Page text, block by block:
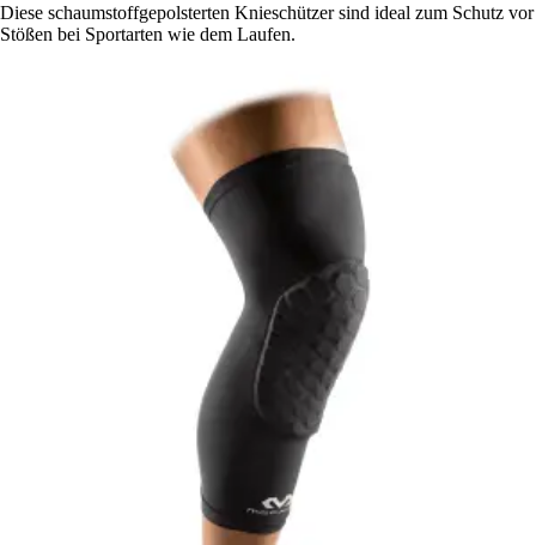
Diese schaumstoffgepolsterten Knieschützer sind ideal zum Schutz vor
Stößen bei Sportarten wie dem Laufen.